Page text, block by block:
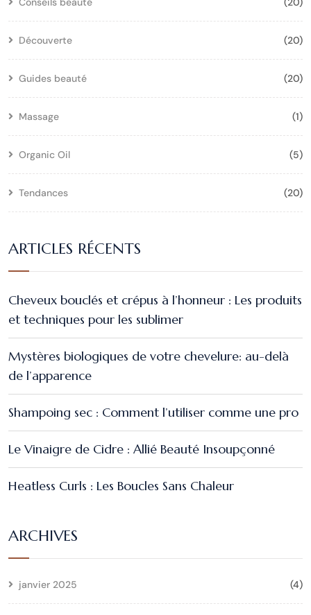
Découverte (20)
Guides beauté (20)
Massage (1)
Organic Oil (5)
Tendances (20)
ARTICLES RÉCENTS
Cheveux bouclés et crépus à l’honneur : Les produits
et techniques pour les sublimer
Mystères biologiques de votre chevelure: au-delà
de l’apparence
Shampoing sec : Comment l’utiliser comme une pro
Le Vinaigre de Cidre : Allié Beauté Insoupçonné
Heatless Curls : Les Boucles Sans Chaleur
ARCHIVES
janvier 2025 (4)